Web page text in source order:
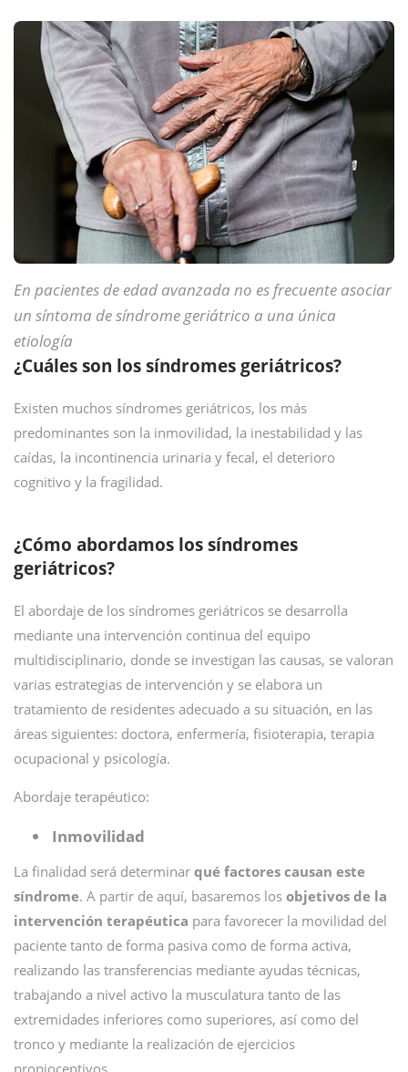
En pacientes de edad avanzada no es frecuente asociar
un síntoma de síndrome geriátrico a una única
etiología
¿Cuáles son los síndromes geriátricos?
Existen muchos síndromes geriátricos, los más
predominantes son la inmovilidad, la inestabilidad y las
caídas, la incontinencia urinaria y fecal, el deterioro
cognitivo y la fragilidad.
¿Cómo abordamos los síndromes
geriátricos?
El abordaje de los síndromes geriátricos se desarrolla
mediante una intervención continua del equipo
multidisciplinario, donde se investigan las causas, se valoran
varias estrategias de intervención y se elabora un
tratamiento de residentes adecuado a su situación, en las
áreas siguientes: doctora, enfermería, fisioterapia, terapia
ocupacional y psicología.
Abordaje terapéutico:
Inmovilidad
La finalidad será determinar qué factores causan este
síndrome. A partir de aquí, basaremos los objetivos de la
intervención terapéutica para favorecer la movilidad del
paciente tanto de forma pasiva como de forma activa,
realizando las transferencias mediante ayudas técnicas,
trabajando a nivel activo la musculatura tanto de las
extremidades inferiores como superiores, así como del
tronco y mediante la realización de ejercicios
propioceptivos.